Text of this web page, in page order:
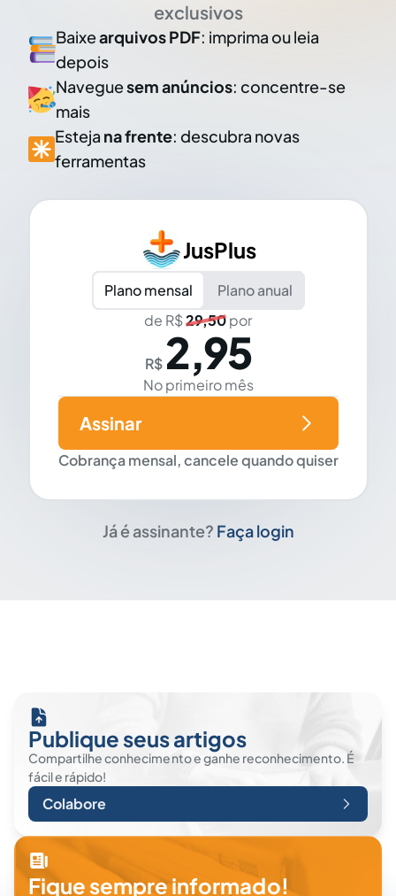
exclusivos
Baixearquivos PDF: imprima ou leia
depois
Naveguesem anúncios: concentre-se
mais
Esteja na frente: descubra novas
ferramentas
JusPlus
Plano mensal
Plano anual
de R$29,50por
R$ 2,95
No primeiro mês
Cobrança mensal, cancele quando quiser
Assinar
Já é assinante? Faça login
Publique seus artigos
Compartilhe conhecimento e ganhe reconhecimento. É
fácil e rápido!
Colabore
Fique sempre informado!